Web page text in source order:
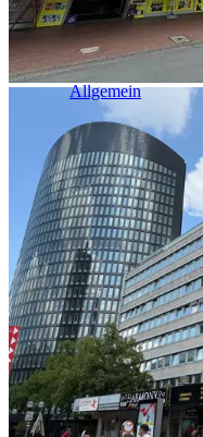
Industrie & Logistik
Allgemein